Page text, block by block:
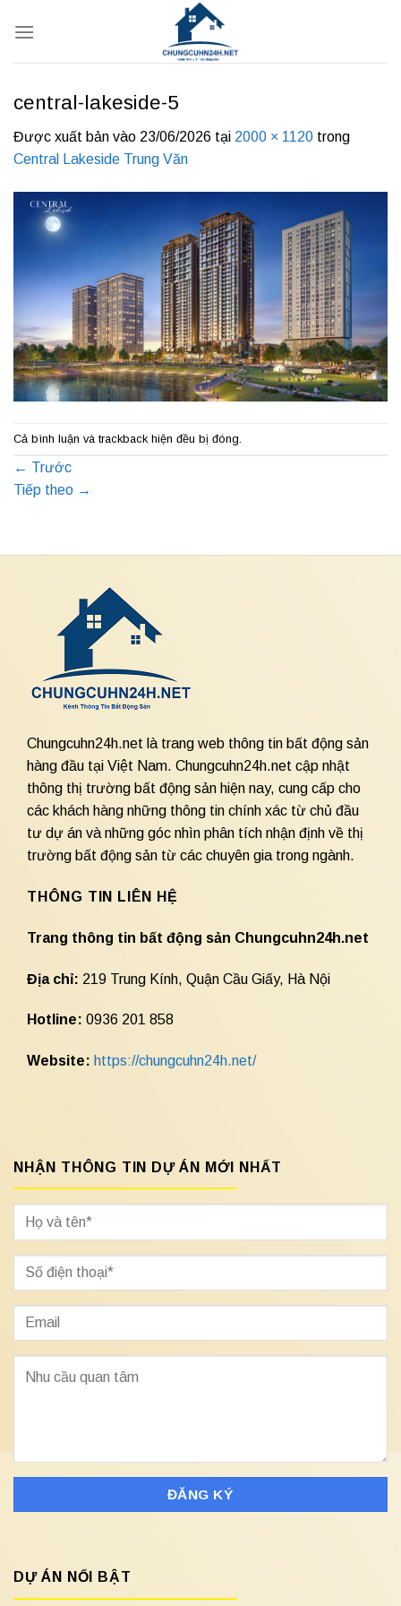
qua
central-lakeside-5
Được xuất bản vào 23/06/2026 tại 2000 × 1120 trong
Central Lakeside Trung Văn
Cả bình luận và trackback hiện đều bị đóng.
← Trước
Tiếp theo →
Chungcuhn24h.net là trang web thông tin bất động sản
hàng đầu tại Việt Nam. Chungcuhn24h.net cập nhật
thông thị trường bất động sản hiện nay, cung cấp cho
các khách hàng những thông tin chính xác từ chủ đầu
tư dự án và những góc nhìn phân tích nhận định về thị
trường bất động sản từ các chuyên gia trong ngành.
THÔNG TIN LIÊN HỆ
Trang thông tin bất động sản Chungcuhn24h.net
Địa chỉ: 219 Trung Kính, Quận Cầu Giấy, Hà Nội
Hotline: 0936 201 858
Website: https://chungcuhn24h.net/
NHẬN THÔNG TIN DỰ ÁN MỚI NHẤT
DỰ ÁN NỔI BẬT